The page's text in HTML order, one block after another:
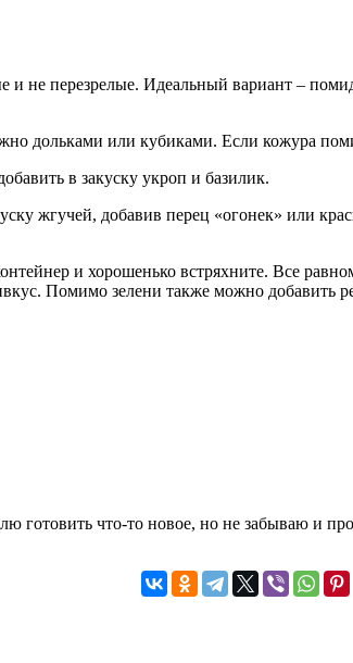
не перезрелые. Идеальный вариант –
дольками или кубиками. Если кожура
в закуску укроп и базилик.
жгучей, добавив перец «огонек» или
и хорошенько встряхните. Все
Помимо зелени также можно добавить
готовить что-то новое, но не забываю и